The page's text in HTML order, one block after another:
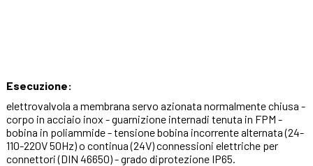
Esecuzione:
elettrovalvola a membrana servo azionata normalmente chiusa -
corpo in acciaio inox - guarnizione internadi tenuta in FPM -
bobina in poliammide - tensione bobina incorrente alternata (24-
110-220V 50Hz) o continua (24V) connessioni elettriche per
connettori (DIN 46650) - grado diprotezione IP65.